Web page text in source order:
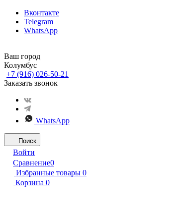
Вконтакте
Telegram
WhatsApp
Ваш город
Колумбус
+7 (916) 026-50-21
Заказать звонок
WhatsApp
Поиск
Войти
Сравнение0
Избранные товары 0
Корзина 0